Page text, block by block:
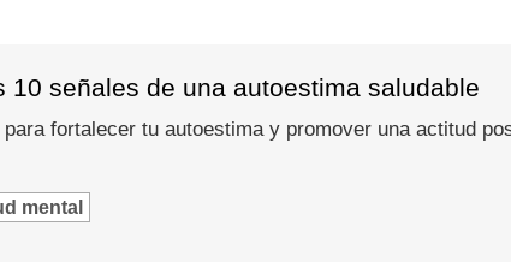
10 señales de una autoestima saludable
fortalecer tu autoestima y promover una actitud
mental